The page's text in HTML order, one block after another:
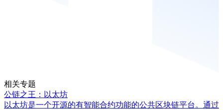
相关专题
公链之王：以太坊
以太坊是一个开源的有智能合约功能的公共区块链平台。通过